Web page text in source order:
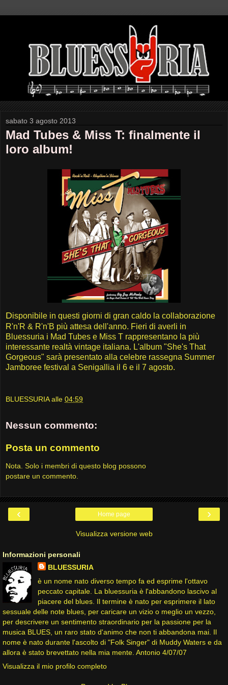
sabato 3 agosto 2013
Mad Tubes & Miss T: finalmente il
loro album!
Disponibile in questi giorni di gran caldo la collaborazione
R'n'R & R'n'B più attesa dell'anno. Fieri di averli in
Bluessuria i Mad Tubes e Miss T rappresentano la più
interessante realtà vintage italiana. L'album "She's That
Gorgeous" sarà presentato alla celebre rassegna Summer
Jamboree festival a Senigallia il 6 e il 7 agosto.
BLUESSURIA alle 04:59
Nessun commento:
Posta un commento
Nota. Solo i membri di questo blog possono
postare un commento.
‹ ›
Home page
Visualizza versione web
Informazioni personali
BLUESSURIA
è un nome nato diverso tempo fa ed esprime l'ottavo
peccato capitale. La bluessuria è l'abbandono lascivo al
piacere del blues. Il termine è nato per esprimere il lato
sessuale delle note blues, per caricare un vizio o meglio un vezzo,
per descrivere un sentimento straordinario per la passione per la
musica BLUES, un raro stato d'animo che non ti abbandona mai. Il
nome è nato durante l'ascolto di "Folk Singer" di Muddy Waters e da
allora è stato brevettato nella mia mente. Antonio 4/07/07
Visualizza il mio profilo completo